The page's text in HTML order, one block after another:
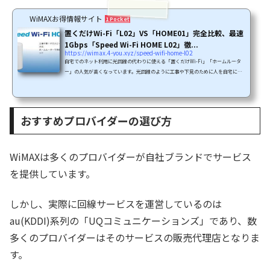
WiMAXお得情報サイト 1 Pocket
置くだけWi-Fi「L02」VS「HOME01」完全比較、最速
1Gbps「Speed Wi-Fi HOME L02」徹...
https://wimax.4-you.xyz/speed-wifi-home-l02
自宅でのネット利用に光回線の代わりに使える「置くだけWi-Fi」「ホームルータ
ー」の人気が高くなっています。光回線のように工事や下見のために人を自宅に入
ホームルーターとして人気が出ています。そして、2018年12月と2019年1月に立て続
OME L02(2019/2/25発売)」が発売されました。ほぼ同時に発売...
おすすめプロバイダーの選び方
WiMAXは多くのプロバイダーが自社ブランドでサービス
を提供しています。
しかし、実際に回線サービスを運営しているのは
au(KDDI)系列の「UQコミュニケーションズ」であり、数
多くのプロバイダーはそのサービスの販売代理店となりま
す。